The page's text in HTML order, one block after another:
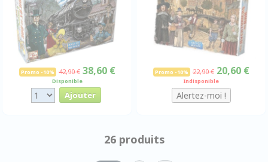
Promo -10% 42,90 € 38,60 €
Disponible
Promo -10% 22,90 € 20,60 €
Indisponible
26 produits